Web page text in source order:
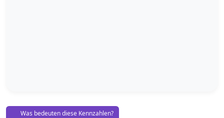
Was bedeuten diese Kennzahlen?